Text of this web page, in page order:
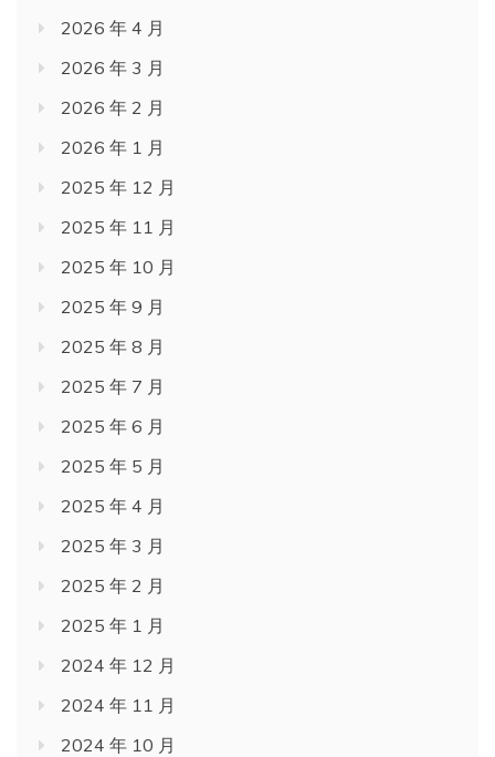
2026 年 4 月
2026 年 3 月
2026 年 2 月
2026 年 1 月
2025 年 12 月
2025 年 11 月
2025 年 10 月
2025 年 9 月
2025 年 8 月
2025 年 7 月
2025 年 6 月
2025 年 5 月
2025 年 4 月
2025 年 3 月
2025 年 2 月
2025 年 1 月
2024 年 12 月
2024 年 11 月
2024 年 10 月